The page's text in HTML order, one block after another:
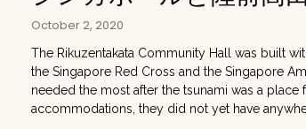
October 2, 2020
The Rikuzentakata Community Hall was built
the Singapore Red Cross and the Singapore
needed the most after the tsunami was a
accommodations, they did not yet have